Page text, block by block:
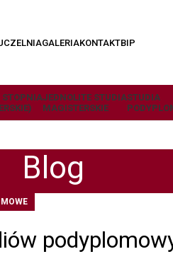
GALERIAKONTAKTBIP
JEDNOLITE STUDIA
MAGISTERSKIE
STUDIA
Blog